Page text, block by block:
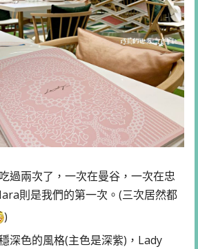
過兩次了，一次在曼谷，一次在忠
則是我們的第一次。(三次居然都
)
深色的風格(主色是深紫)，Lady